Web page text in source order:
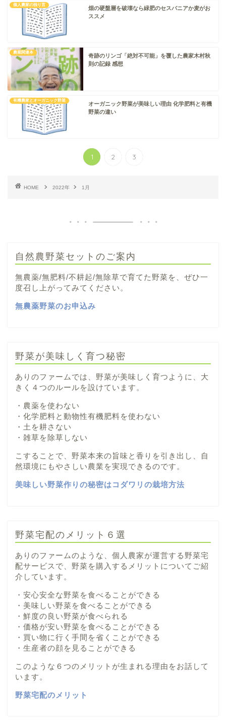
個人農家の独り言
畑の硬盤層を破壊なら緑肥のセスバニアか麦がお
ススメ
農業関連本
奇跡のリンゴ「絶対不可能」を覆した農家木村秋
則の記録 感想
有機農家とオーガニック野菜
オーガニック野菜が美味しい理由 化学肥料と有機
野菜の違い
1 2 3
HOME 2022年 1月
自然農野菜セットのご案内
無農薬/無肥料/不耕起/無除草で育てた野菜を、ぜひ一
度召し上がってみてください。
無農薬野菜のお申込み
野菜が美味しく育つ秘密
ありのファームでは、野菜が美味しく育つように、大
きく４つのルールを設けています。
・農薬を使わない
・化学肥料と動物性有機肥料を使わない
・土を耕さない
・雑草を除草しない
こすることで、野菜本来の旨味と香りを引き出し、自
然環境にもやさしい農業を実現できるのです。
美味しい野菜作りの秘密はコダワリの栽培方法
野菜宅配のメリット６選
ありのファームのような、個人農家が運営する野菜宅
配サービスで、野菜を購入するメリットについてご紹
介しています。
・安心安全な野菜を食べることができる
・美味しい野菜を食べることができる
・鮮度の良い野菜が食べられる
・価格が安い野菜を食べることができる
・買い物に行く手間を省くことができる
・生産者の顔を見ることができる
このような６つのメリットが生まれる理由をお話して
います。
野菜宅配のメリット